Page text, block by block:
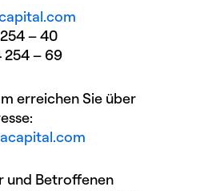
– 40
254 – 69
erreichen Sie über
und Betroffenen